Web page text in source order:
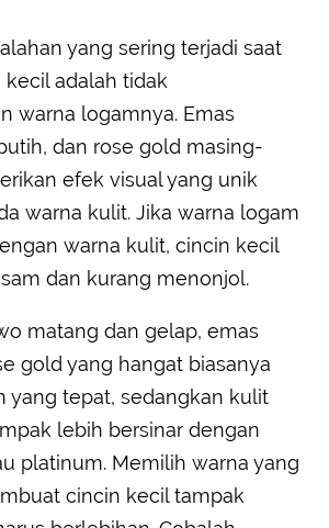
yang sering terjadi saat
adalah tidak
warna logamnya. Emas
dan rose gold masing-
efek visual yang unik
warna kulit. Jika warna logam
warna kulit, cincin kecil
dan kurang menonjol.
matang dan gelap, emas
gold yang hangat biasanya
yang tepat, sedangkan kulit
lebih bersinar dengan
platinum. Memilih warna yang
cincin kecil tampak